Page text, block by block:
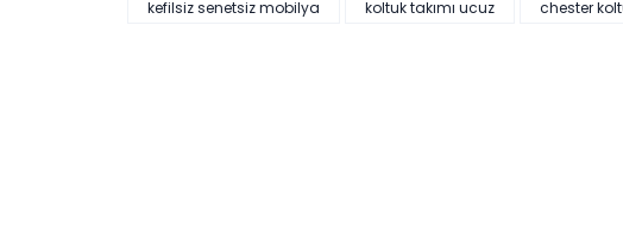
imkanı sağlaması, yatak olarak kullanılabiliyor olması ve beş farklı
kefilsiz senetsiz mobilya
koltuk takımı ucuz chester